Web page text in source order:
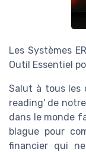
Les Systèmes
Outil Essentiel
Salut à tous les
reading' de
dans le monde
blague pour
financier qui